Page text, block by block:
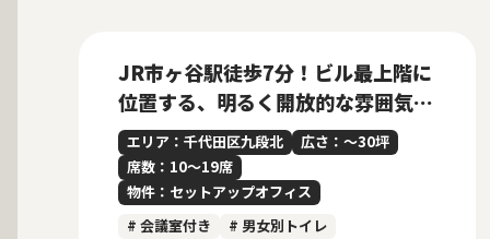
JR市ヶ谷駅徒歩7分！ビル最上階に
位置する、明るく開放的な雰囲気の
内装付きセットアップオフィス
エリア：千代田区九段北
広さ：〜30坪
席数：10〜19席
物件：セットアップオフィス
# 会議室付き
# 男女別トイレ